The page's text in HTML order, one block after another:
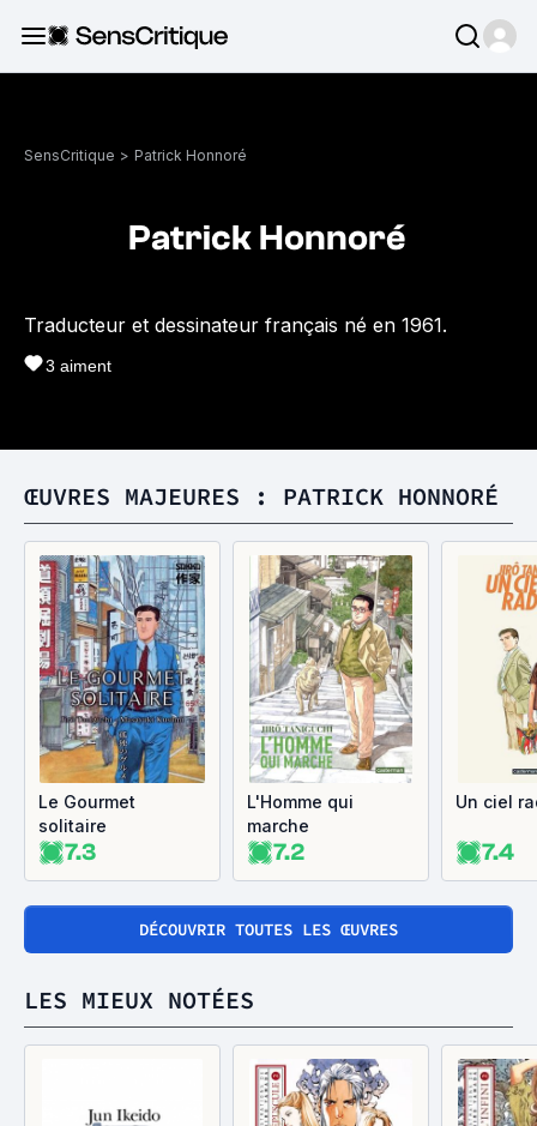
SensCritique > Patrick Honnoré
Patrick Honnoré
Traducteur et dessinateur français né en 1961.
3 aiment
ŒUVRES MAJEURES : PATRICK HONNORÉ
Le Gourmet
solitaire
7.3
L'Homme qui
marche
7.2
Un ciel
7.4
DÉCOUVRIR TOUTES LES ŒUVRES
LES MIEUX NOTÉES